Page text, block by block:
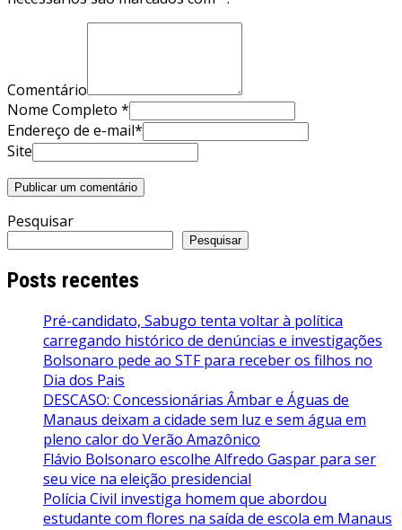
Comentário
Nome Completo *
Endereço de e-mail*
Site
Pesquisar
Pesquisar
Posts recentes
Pré-candidato, Sabugo tenta voltar à política
carregando histórico de denúncias e investigações
Bolsonaro pede ao STF para receber os filhos no
Dia dos Pais
DESCASO: Concessionárias Âmbar e Águas de
Manaus deixam a cidade sem luz e sem água em
pleno calor do Verão Amazônico
Flávio Bolsonaro escolhe Alfredo Gaspar para ser
seu vice na eleição presidencial
Polícia Civil investiga homem que abordou
estudante com flores na saída de escola em Manaus